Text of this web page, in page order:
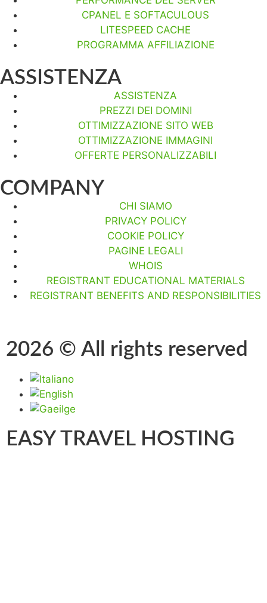
CPANEL E SOFTACULOUS
LITESPEED CACHE
PROGRAMMA AFFILIAZIONE
ASSISTENZA
ASSISTENZA
PREZZI DEI DOMINI
OTTIMIZZAZIONE SITO WEB
OTTIMIZZAZIONE IMMAGINI
OFFERTE PERSONALIZZABILI
COMPANY
CHI SIAMO
PRIVACY POLICY
COOKIE POLICY
PAGINE LEGALI
WHOIS
REGISTRANT EDUCATIONAL MATERIALS
REGISTRANT BENEFITS AND RESPONSIBILITIES
2026 © All rights reserved
EASY TRAVEL HOSTING